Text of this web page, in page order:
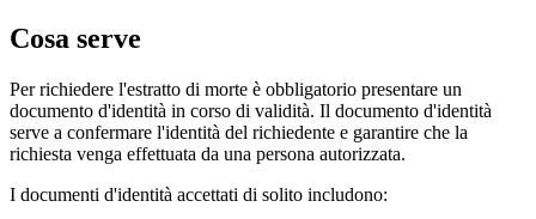
Cosa serve
Per richiedere l'estratto di morte è obbligatorio presentare un
documento d'identità in corso di validità. Il documento d'identità
serve a confermare l'identità del richiedente e garantire che la
richiesta venga effettuata da una persona autorizzata.
I documenti d'identità accettati di solito includono: